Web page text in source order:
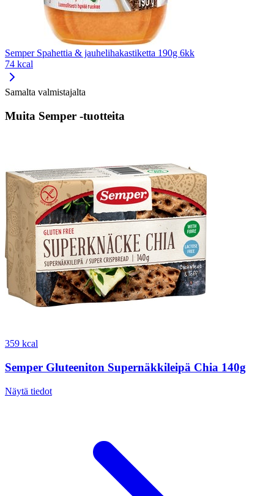
Semper Spahettia & jauhelihakastiketta 190g 6kk
74 kcal
Samalta valmistajalta
Muita Semper -tuotteita
359 kcal
Semper Gluteeniton Supernäkkileipä Chia 140g
Näytä tiedot